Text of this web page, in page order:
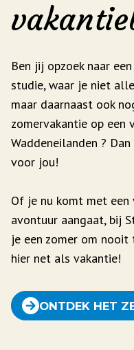
Ben jij opzoek naar
studie, waar je niet
maar daarnaast ook
zomervakantie op een
Waddeneilanden ?
voor jou!
Of je nu komt met
avontuur aangaat, bij
je een zomer om
hier net als vakantie!
ONTDEK HET